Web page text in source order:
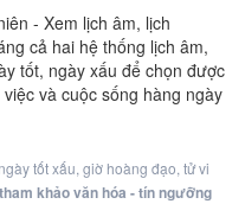
- Xem lịch âm, lịch
cả hai hệ thống lịch âm,
tốt, ngày xấu để chọn được
và cuộc sống hàng ngày
tốt xấu, giờ hoàng đạo, tử vi
tham khảo văn hóa - tín ngưỡng